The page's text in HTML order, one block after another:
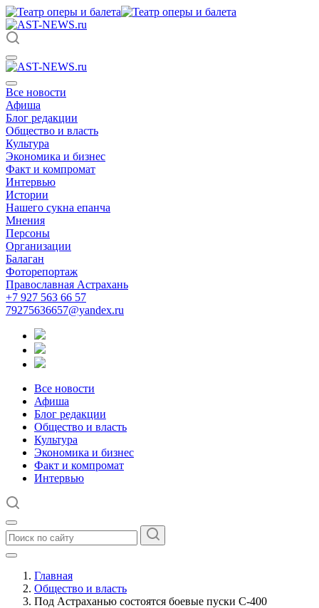
Все новости
Афиша
Блог редакции
Общество и власть
Культура
Экономика и бизнес
Факт и компромат
Интервью
Истории
Нашего сукна епанча
Мнения
Персоны
Организации
Балаган
Фоторепортаж
Православная Астрахань
+7 927 563 66 57
79275636657@yandex.ru
Все новости
Афиша
Блог редакции
Общество и власть
Культура
Экономика и бизнес
Факт и компромат
Интервью
Главная
Общество и власть
Под Астраханью состоятся боевые пуски С-400